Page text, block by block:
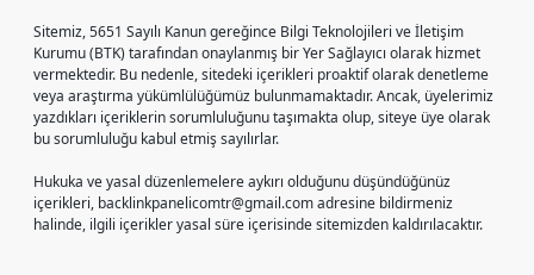
Sitemiz, 5651 Sayılı Kanun gereğince Bilgi Teknolojileri ve İletişim
Kurumu (BTK) tarafından onaylanmış bir Yer Sağlayıcı olarak hizmet
vermektedir. Bu nedenle, sitedeki içerikleri proaktif olarak denetleme
veya araştırma yükümlülüğümüz bulunmamaktadır. Ancak, üyelerimiz
yazdıkları içeriklerin sorumluluğunu taşımakta olup, siteye üye olarak
bu sorumluluğu kabul etmiş sayılırlar.
Hukuka ve yasal düzenlemelere aykırı olduğunu düşündüğünüz
içerikleri, backlinkpanelicomtr@gmail.comadresine bildirmeniz
halinde, ilgili içerikler yasal süre içerisinde sitemizden kaldırılacaktır.